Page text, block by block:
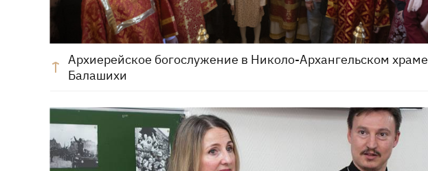
Архиерейское богослужение в Николо-Архангельском храме
Балашихи